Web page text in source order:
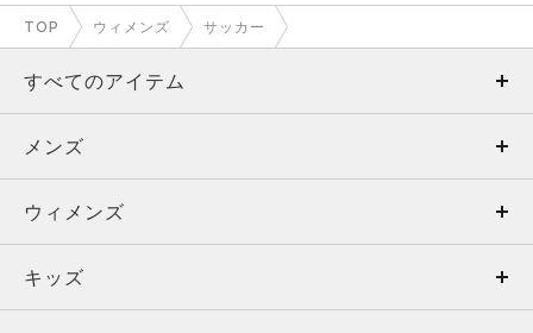
TOP ウィメンズ サッカー
すべてのアイテム
メンズ
ウィメンズ
キッズ
メンズ
トップス
ボトムス
ウィメンズ
トップス
キッズ